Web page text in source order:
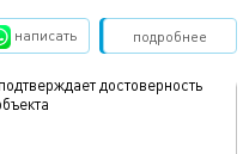
подробнее
написать Забронировать
обновлено 08.12.2024